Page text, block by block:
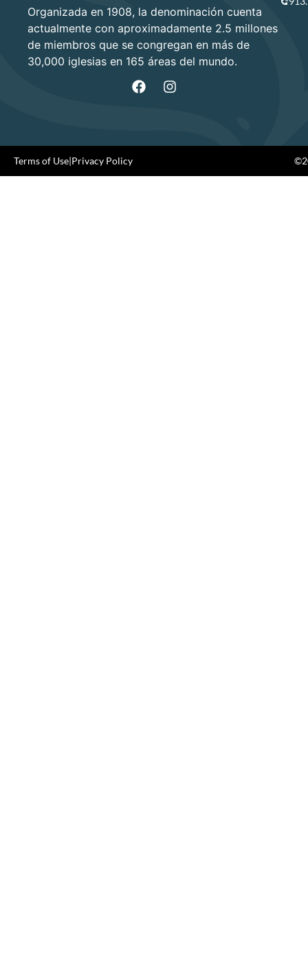
Organizada en 1908, la denominación cuenta
actualmente con aproximadamente 2.5 millones
de miembros que se congregan en más de
30,000 iglesias en 165 áreas del mundo.
Terms of Use|Privacy Policy